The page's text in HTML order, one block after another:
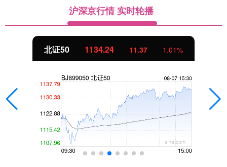
沪深京行情 实时轮播
北证50 1134.24 11.37 1.01%